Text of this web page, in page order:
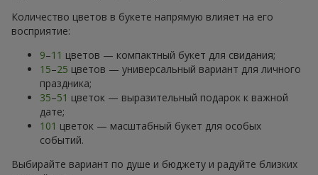
Количество цветов в букете напрямую влияет на его
восприятие:
9–11 цветов — компактный букет для свидания;
15–25 цветов — универсальный вариант для личного
праздника;
35–51 цветок — выразительный подарок к важной
дате;
101 цветок — масштабный букет для особых
событий.
Выбирайте вариант по душе и бюджету и радуйте близких